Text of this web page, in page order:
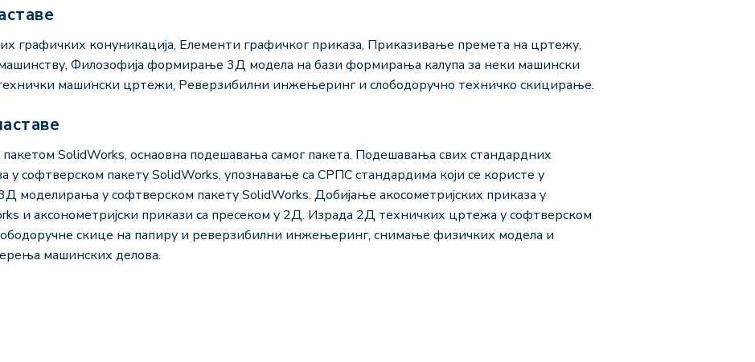
графичких конуникација, Елементи графичког приказа, Приказивање премета на цртежу,
Филозофија формирање 3Д модела на бази формирања калупа за неки машински
машински цртежи, Реверзибилни инжењеринг и слободоручно техничко скицирање.
SolidWorks, оснаовна подешавања самог пакета. Подешавања свих стандардних
у софтверском пакету SolidWorks, упознавање са СРПС стандардима који се користе у
моделирања у софтверском пакету SolidWorks. Добијање акосометријских приказа у
и аксонометријски прикази са пресеком у 2Д. Израда 2Д техничких цртежа у софтверском
скице на папиру и реверзибилни инжењеринг, снимање физичких модела и
машинских делова.